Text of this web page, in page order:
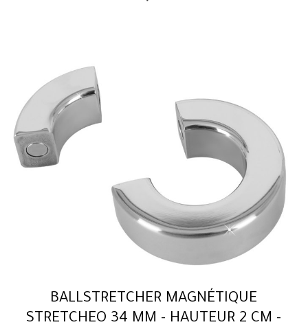
BALLSTRETCHER MAGNÉTIQUE
STRETCHEO 34 MM - HAUTEUR 2 CM -